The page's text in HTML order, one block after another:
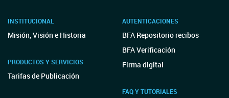
INSTITUCIONAL
Misión, Visión e Historia
PRODUCTOS Y SERVICIOS
Tarifas de Publicación
AUTENTICACIONES
BFA Repositorio recibos
BFA Verificación
Firma digital
FAQ Y TUTORIALES